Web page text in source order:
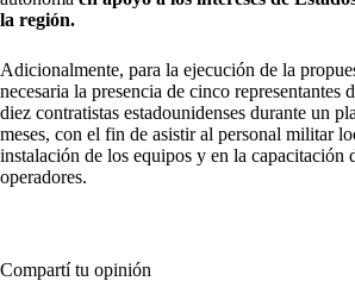
la región.
Adicionalmente, para la ejecución de la
necesaria la presencia de cinco representantes
diez contratistas estadounidenses durante un
meses, con el fin de asistir al personal militar
instalación de los equipos y en la capacitación
operadores.
Compartí tu opinión